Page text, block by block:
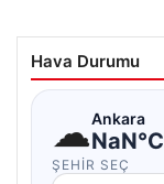
Hava Durumu
☁Ankara
NaN°C
ŞEHIR SEÇ